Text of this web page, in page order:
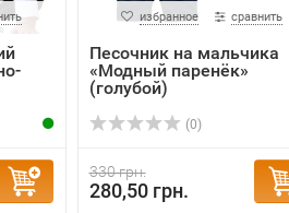
избранное сравнить
Песочник на мальчика
«Модный паренёк»
(голубой)
(0)
330 грн.
280,50 грн.